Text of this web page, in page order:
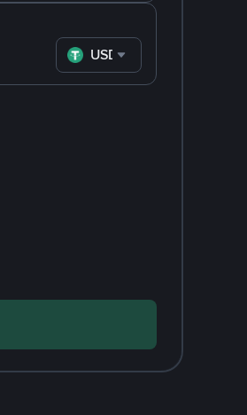
USDT